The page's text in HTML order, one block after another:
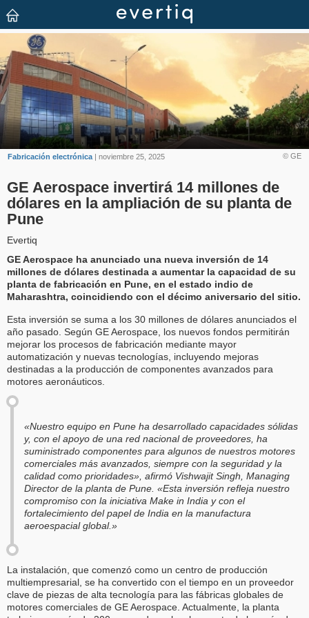
© GE
Fabricación electrónica | noviembre 25, 2025
GE Aerospace invertirá 14 millones de
dólares en la ampliación de su planta de
Pune
Evertiq
GE Aerospace ha anunciado una nueva inversión de 14
millones de dólares destinada a aumentar la capacidad de su
planta de fabricación en Pune, en el estado indio de
Maharashtra, coincidiendo con el décimo aniversario del sitio.
Esta inversión se suma a los 30 millones de dólares anunciados el
año pasado. Según GE Aerospace, los nuevos fondos permitirán
mejorar los procesos de fabricación mediante mayor
automatización y nuevas tecnologías, incluyendo mejoras
destinadas a la producción de componentes avanzados para
motores aeronáuticos.
«Nuestro equipo en Pune ha desarrollado capacidades sólidas
y, con el apoyo de una red nacional de proveedores, ha
suministrado componentes para algunos de nuestros motores
comerciales más avanzados, siempre con la seguridad y la
calidad como prioridades», afirmó Vishwajit Singh, Managing
Director de la planta de Pune. «Esta inversión refleja nuestro
compromiso con la iniciativa Make in India y con el
fortalecimiento del papel de India en la manufactura
aeroespacial global.»
La instalación, que comenzó como un centro de producción
multiempresarial, se ha convertido con el tiempo en un proveedor
clave de piezas de alta tecnología para las fábricas globales de
motores comerciales de GE Aerospace. Actualmente, la planta